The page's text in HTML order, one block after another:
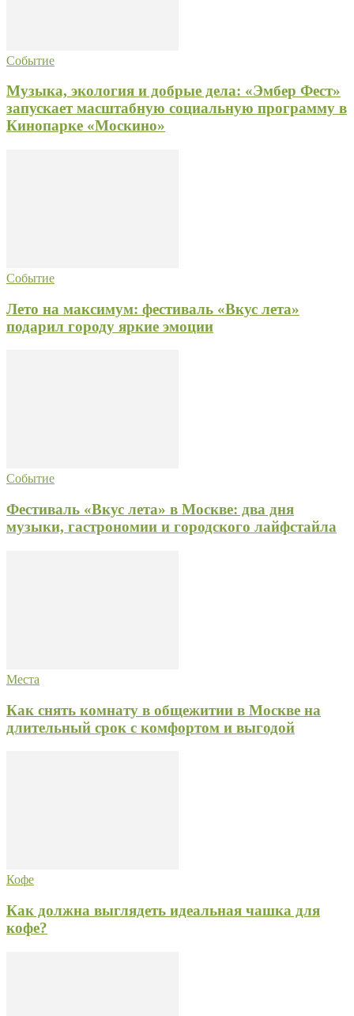
Событие
Музыка, экология и добрые дела: «Эмбер Фест»
запускает масштабную социальную программу в
Кинопарке «Москино»
Событие
Лето на максимум: фестиваль «Вкус лета»
подарил городу яркие эмоции
Событие
Фестиваль «Вкус лета» в Москве: два дня
музыки, гастрономии и городского лайфстайла
Места
Как снять комнату в общежитии в Москве на
длительный срок с комфортом и выгодой
Кофе
Как должна выглядеть идеальная чашка для
кофе?